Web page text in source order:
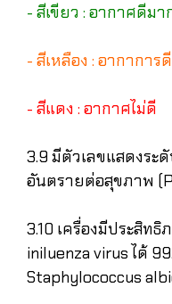
- สีเขียว : อากาศดีมา
- สีเหลือง : อากาการดี
- สีแดง : อากาศไม่ดี
3.9 มีตัวเลขแสดงร
อันตรายต่อสุขภาพ
3.10 เครื่องมีประสิท
iniluenza virus ได้
Staphylococcus